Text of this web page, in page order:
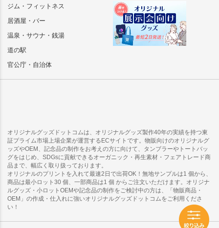
ジム・フィットネス
居酒屋・バー
温泉・サウナ・銭湯
道の駅
官公庁・自治体
オリジナルグッズドットコムは、オリジナルグッズ製作40年の実績を持つ東
証プライム市場上場企業が運営するECサイトです。物販向けのオリジナルグ
ッズやOEM、記念品の制作をお考えの方に向けて、タンブラーやトートバッ
グをはじめ、SDGsに貢献できるオーガニック・再生素材・フェアトレード商
品まで、幅広く取り扱っております。
オリジナルのプリントを入れて最速2日で出荷OK！無地サンプルは1 個から、
商品は最小ロット30 個、一部商品は1 個 からご注文いただけます。オリジナ
ルグッズ・小ロットOEMや記念品の制作をご検討中の方は、「物販商品・
OEM」の作成・仕入れに強いオリジナルグッズドットコムをご利用くださ
い！